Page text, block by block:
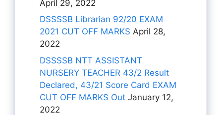
April 29, 2022
DSSSSB Librarian 92/20 EXAM
2021 CUT OFF MARKS April 28,
2022
DSSSSB NTT ASSISTANT
NURSERY TEACHER 43/2 Result
Declared, 43/21 Score Card EXAM
CUT OFF MARKS Out January 12,
2022